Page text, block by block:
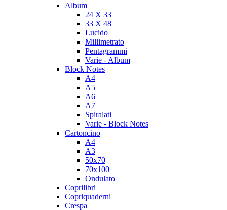
Album
24 X 33
33 X 48
Lucido
Millimetrato
Pentagrammi
Varie - Album
Block Notes
A4
A5
A6
A7
Spiralati
Varie - Block Notes
Cartoncino
A4
A3
50x70
70x100
Ondulato
Coprilibri
Copriquaderni
Crespa